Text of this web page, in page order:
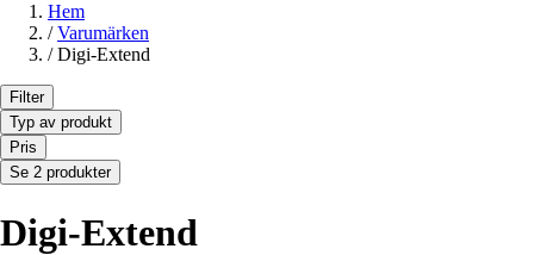
Hem
/ Varumärken
/ Digi-Extend
Filter
Typ av produkt
Pris
Se 2 produkter
Digi-Extend